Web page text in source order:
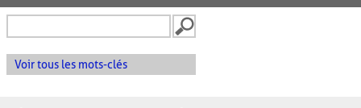
Voir tous les mots-clés